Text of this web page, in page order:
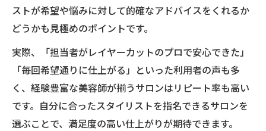
ストが希望や悩みに対して的確なアドバイスをくれるか
どうかも見極めのポイントです。
実際、「担当者がレイヤーカットのプロで安心できた」
「毎回希望通りに仕上がる」といった利用者の声も多
く、経験豊富な美容師が揃うサロンはリピート率も高い
です。自分に合ったスタイリストを指名できるサロンを
選ぶことで、満足度の高い仕上がりが期待できます。